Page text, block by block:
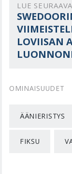
LUE SEURAAVA
LOVIISAN
OMINAISUUDET
ÄÄNIERISTYS
FIKSU